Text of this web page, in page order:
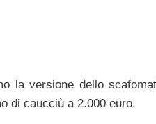
la versione dello
di caucciù a 2.000 euro.